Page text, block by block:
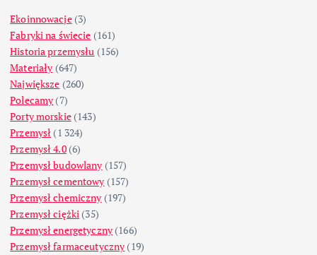
Ekoinnowacje(3)
Fabryki na świecie (161)
Historia przemysłu (156)
Materiały (647)
Największe (260)
Polecamy (7)
Porty morskie(143)
Przemysł (1 324)
Przemysł 4.0(6)
Przemysł budowlany (157)
Przemysł cementowy (157)
Przemysł chemiczny (197)
Przemysł ciężki (35)
Przemysł energetyczny (166)
Przemysł farmaceutyczny (19)